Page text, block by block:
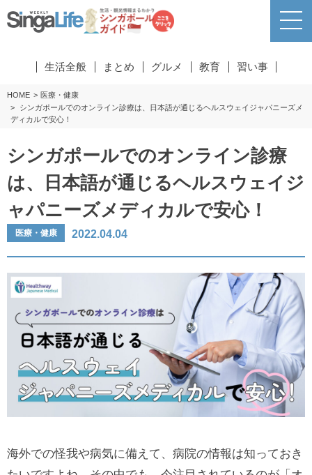
生活全般 まとめ グルメ 教育 習い事
HOME
医療・健康
シンガポールでのオンライン診療は、日本語が通じるヘルスウェイジャパニーズメ
ディカルで安心！
シンガポールでのオンライン診療
は、日本語が通じるヘルスウェイジ
ャパニーズメディカルで安心！
医療・健康 2022.04.04
海外での怪我や病気に備えて、病院の情報は知っておき